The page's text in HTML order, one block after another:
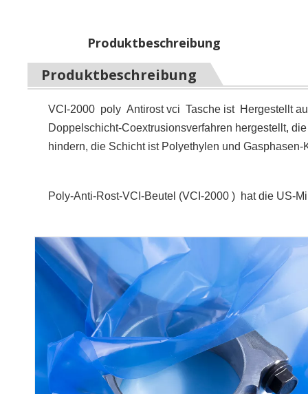
Produktbeschreibung
Produktbeschreibung
VCI-2000 poly Antirost vci Tasche ist Hergestellt
Doppelschicht-Coextrusionsverfahren hergestellt,
hindern, die Schicht ist Polyethylen und
Poly-Anti-Rost-VCI-Beutel (VCI-2000 ) hat die US-